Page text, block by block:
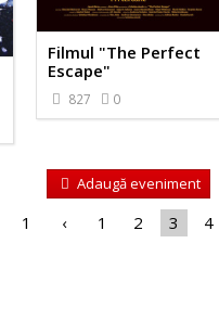
Filmul "The Perfect
Escape"
827 0
Adaugă eveniment
1 ‹ 1 2 3 4